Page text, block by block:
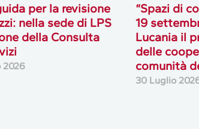
per la revisione
nella sede di LPS
della Consulta
2026
“Spazi di
19
Lucania il
delle
comunità
30 Luglio